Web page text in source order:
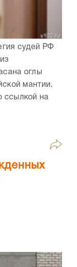
судей РФ
оглы
мантии.
ссылкой на